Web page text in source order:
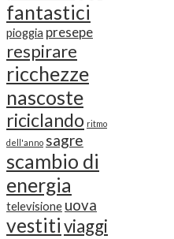
fantastici
pioggia presepe
respirare
ricchezze
nascoste
riciclando ritmo
dell'anno sagre
scambio di
energia
televisione uova
vestitiviaggi